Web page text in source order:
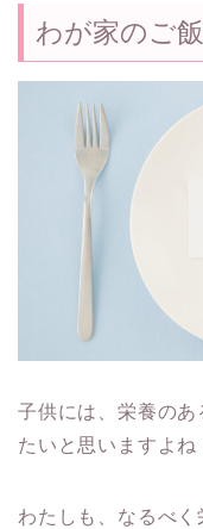
わが家のご
子供には、栄養の
たいと思いますよね
わたしも、なるべ